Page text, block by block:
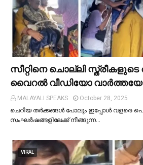
സീറ്റിനെ ചൊല്ലി സ്ത്രീകളുടെ
വൈറല്‍ വീഡിയോ
MALAYALI SPEAKS
October 28, 2025
ചെറിയ തര്‍ക്കങ്ങള്‍ പോലും ഇപ്പോള്‍ വളരെ
സംഘര്‍ഷങ്ങളിലേക്ക് നീങ്ങുന്ന…
VIRAL